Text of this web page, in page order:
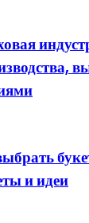
и идеи